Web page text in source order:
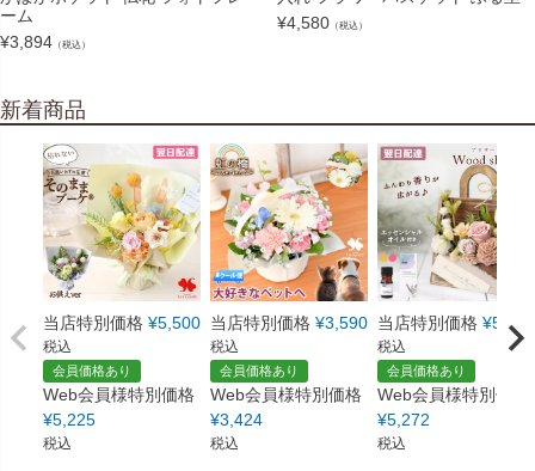
ーム
¥3,894 （税込）
¥4,580 （税込）
新着商品
当店特別価格 ¥5,500
税込
会員価格あり
Web会員様特別価格
¥5,225
税込
当店特別価格 ¥3,590
税込
会員価格あり
Web会員様特別価格
¥3,424
税込
当店特別価格 ¥5,550
税込
会員価格あり
Web会員様特別価格
¥5,272
税込